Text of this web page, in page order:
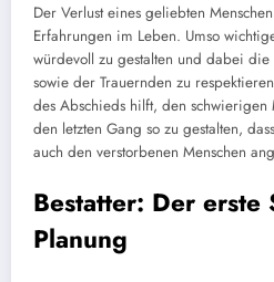
Der Verlust eines geliebten
Erfahrungen im Leben. Umso
würdevoll zu gestalten und dabei die
sowie der Trauernden zu
des Abschieds hilft, den schwierigen
den letzten Gang so zu gestalten,
auch den verstorbenen Menschen
Bestatter: Der erste
Planung